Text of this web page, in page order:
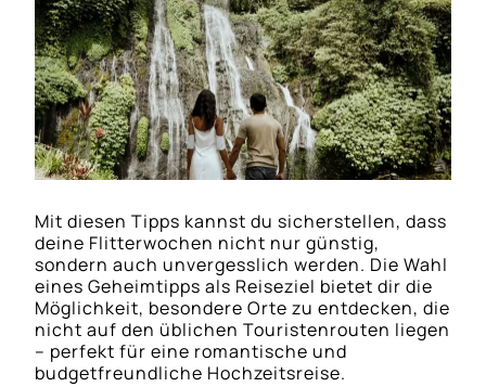
Mit diesen Tipps kannst du sicherstellen, dass
deine Flitterwochen nicht nur günstig,
sondern auch unvergesslich werden. Die Wahl
eines Geheimtipps als Reiseziel bietet dir die
Möglichkeit, besondere Orte zu entdecken, die
nicht auf den üblichen Touristenrouten liegen
– perfekt für eine romantische und
budgetfreundliche Hochzeitsreise.